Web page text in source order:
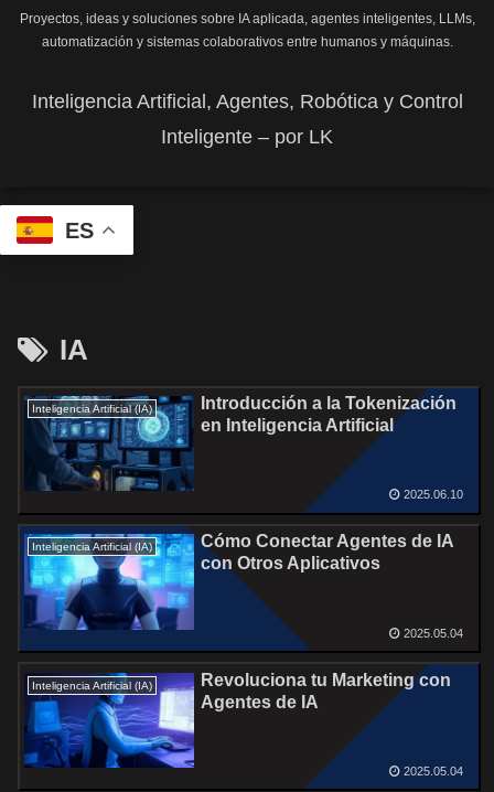
Proyectos, ideas y soluciones sobre IA aplicada, agentes inteligentes, LLMs,
automatización y sistemas colaborativos entre humanos y máquinas.
Inteligencia Artificial, Agentes, Robótica y Control
Inteligente – por LK
ES
IA
Inteligencia Artificial (IA)
Introducción a la Tokenización
en Inteligencia Artificial
2025.06.10
Inteligencia Artificial (IA)
Cómo Conectar Agentes de IA
con Otros Aplicativos
2025.05.04
Inteligencia Artificial (IA)
Revoluciona tu Marketing con
Agentes de IA
2025.05.04